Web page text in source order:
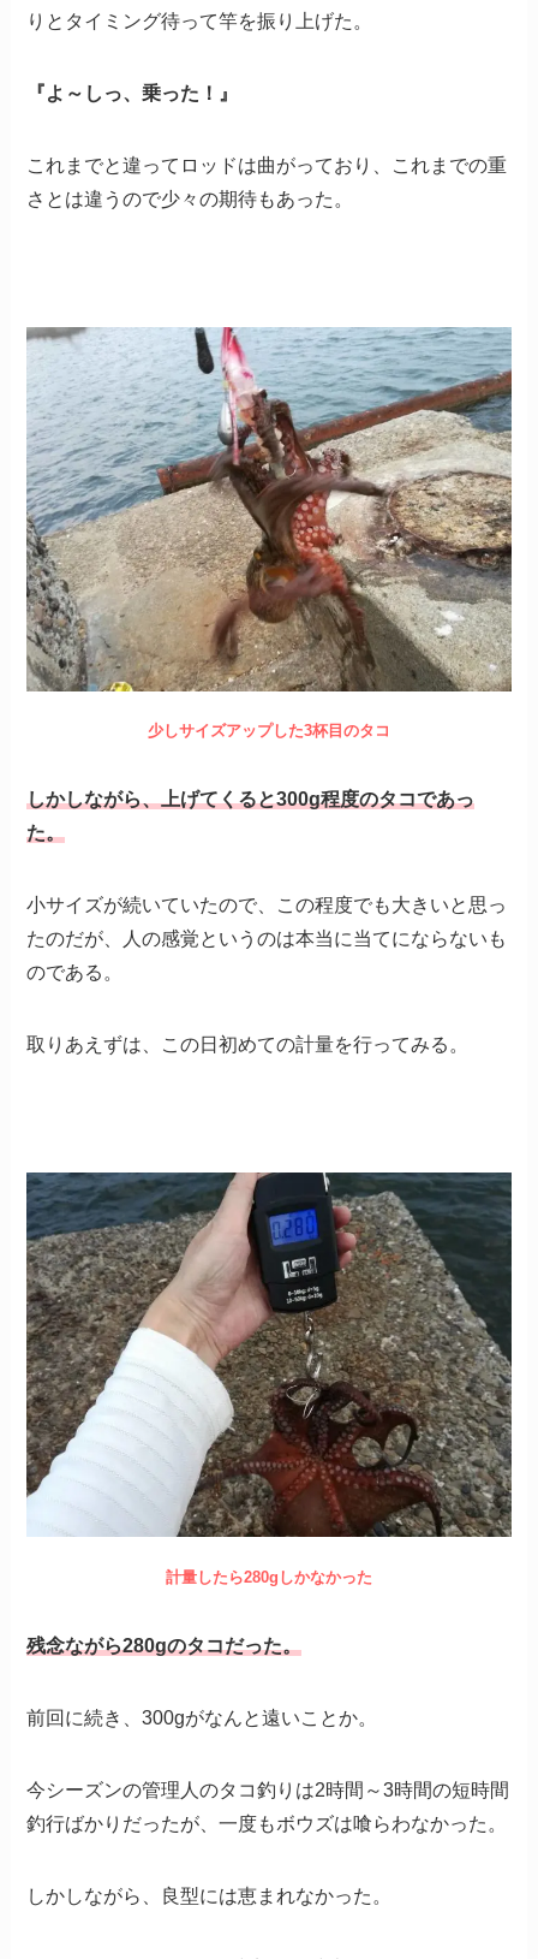
りとタイミング待って竿を振り上げた。
『よ～しっ、乗った！』
これまでと違ってロッドは曲がっており、これまでの重
さとは違うので少々の期待もあった。
少しサイズアップした3杯目のタコ
しかしながら、上げてくると300g程度のタコであっ
た。
小サイズが続いていたので、この程度でも大きいと思っ
たのだが、人の感覚というのは本当に当てにならないも
のである。
取りあえずは、この日初めての計量を行ってみる。
計量したら280gしかなかった
残念ながら280gのタコだった。
前回に続き、300gがなんと遠いことか。
今シーズンの管理人のタコ釣りは2時間～3時間の短時間
釣行ばかりだったが、一度もボウズは喰らわなかった。
しかしながら、良型には恵まれなかった。